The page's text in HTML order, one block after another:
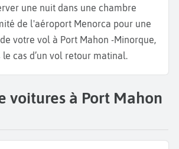
une nuit dans une chambre
de l'aéroport Menorca pour une
votre vol à Port Mahon -Minorque,
cas d’un vol retour matinal.
voitures à Port Mahon